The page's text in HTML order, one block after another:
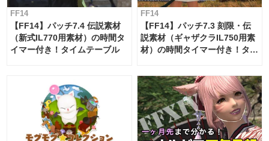
FF14
【FF14】パッチ7.4 伝説素材
（新式IL770用素材）の時間タ
イマー付き！タイムテーブル
FF14
【FF14】パッチ7.3 刻限・伝
説素材（ギャザクラIL750用素
材）の時間タイマー付き！タイ